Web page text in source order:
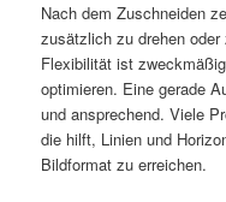
Nach dem Zuschneiden
zusätzlich zu drehen
Flexibilität ist
optimieren. Eine gerade
und ansprechend. Viele
die hilft, Linien und
Bildformat zu erreichen.